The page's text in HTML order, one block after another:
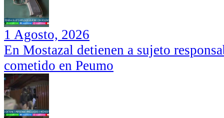
1 Agosto, 2026
En Mostazal detienen a sujeto
cometido en Peumo